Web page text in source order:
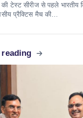
की टेस्ट सीरीज से पहले भारतीय
प्रैक्टिस मैच की…